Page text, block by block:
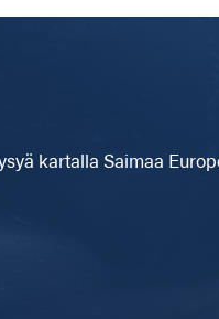
kartalla Saimaa